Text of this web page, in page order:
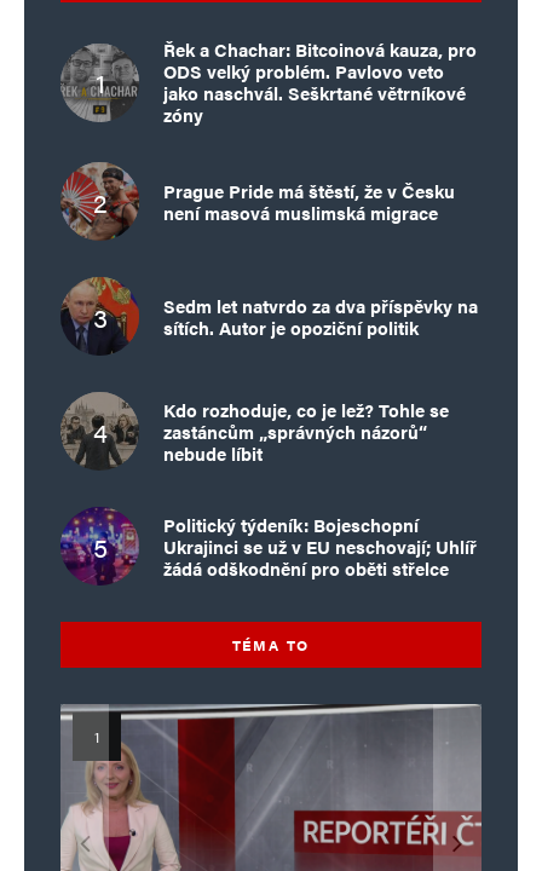
Řek a Chachar: Bitcoinová kauza, pro
ODS velký problém. Pavlovo veto
jako naschvál. Seškrtané větrníkové
zóny
Prague Pride má štěstí, že v Česku
není masová muslimská migrace
Sedm let natvrdo za dva příspěvky na
sítích. Autor je opoziční politik
Kdo rozhoduje, co je lež? Tohle se
zastáncům „správných názorů“
nebude líbit
Politický týdeník: Bojeschopní
Ukrajinci se už v EU neschovají; Uhlíř
žádá odškodnění pro oběti střelce
TÉMA TO
Islamistický teror v EU, 6. díl:
Brutální poprava 85letého
Islamistický teror v EU, 5. díl:
Mýty o Václavu Klausovi:
Pivo, jazz, hádky, loajalita
Vymíráme a politici lžou:
porodnost nezachrání